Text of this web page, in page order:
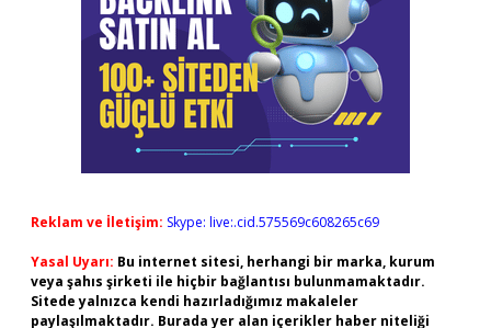
Reklam ve İletişim: Skype: live:.cid.575569c608265c69
Yasal Uyarı: Bu internet sitesi, herhangi bir marka, kurum
veya şahıs şirketi ile hiçbir bağlantısı bulunmamaktadır.
Sitede yalnızca kendi hazırladığımız makaleler
paylaşılmaktadır. Burada yer alan içerikler haber niteliği